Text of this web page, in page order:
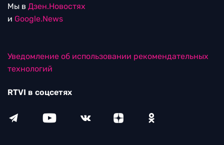
Мы в Дзен.Новостях
и Google.News
Уведомление об использовании рекомендательных
технологий
RTVI в соцсетях